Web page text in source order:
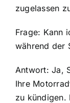
zugelassen
Frage: Kann
während der
Antwort: Ja,
Ihre
zu kündigen.